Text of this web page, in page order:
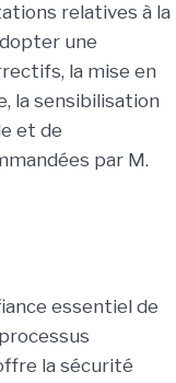
relatives à la
une
la mise en
la sensibilisation
et de
par M.
essentiel de
la sécurité